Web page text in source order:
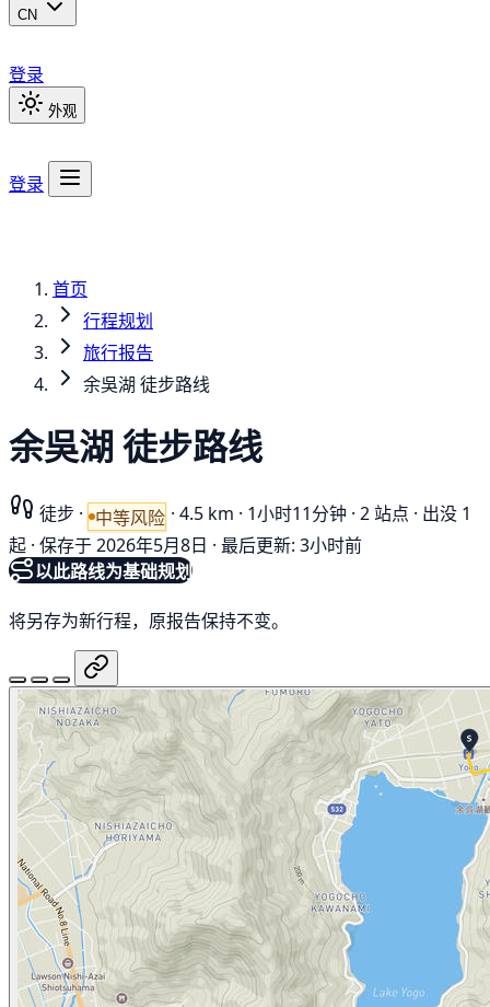
CN
登录
外观
登录
首页
行程规划
旅行报告
余吳湖 徒步路线
余吳湖 徒步路线
徒步 · 中等风险 · 4.5 km · 1小时11分钟 · 2 站点 · 出没 1
起 · 保存于 2026年5月8日 · 最后更新: 3小时前
以此路线为基础规划
将另存为新行程，原报告保持不变。